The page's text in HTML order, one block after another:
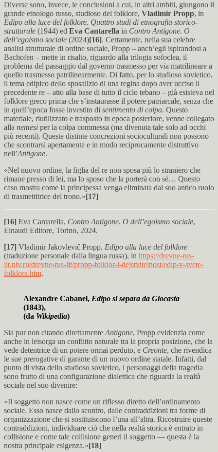
Diverse sono, invece, le conclusioni a cui, in altri ambiti, giungono il
grande etnologo russo, studioso del folklore, Vladimir Propp, in
Edipo alla luce del folklore. Quattro studi di etnografia storico-
strutturale (1944) ed Eva Cantarella in Contro Antigone. O
dell’egoismo sociale (2024)[16]. Certamente, nella sua celebre
analisi strutturale di ordine sociale, Propp – anch’egli ispirandosi a
Bachofen – mette in risalto, riguardo alla trilogia sofoclea, il
problema del passaggio dal governo trasmesso per via matrilineare a
quello trasmesso patrilinearmente. Di fatto, per lo studioso sovietico,
il tema edipico dello sposalizio di una regina dopo aver ucciso il
precedente re – atto alla base di tutto il ciclo tebano – già esisteva nel
folklore greco prima che s’instaurasse il potere patriarcale, senza che
in quell’epoca fosse investito di sentimento di colpa. Questo
materiale, riutilizzato e trasposto in epoca posteriore, venne collegato
alla nemesi per la colpa commessa (ma divenuta tale solo ad occhi
più recenti). Queste distinte concrezioni socioculturali non possono
che scontrarsi apertamente e in modo reciprocamente distruttivo
nell’Antigone.
«Nel nuovo ordine, la figlia del re non sposa più lo straniero che
rimane presso di lei, ma lo sposo che la porterà con sé… Questo
caso mostra come la principessa venga eliminata dal suo antico ruolo
di trasmettitrice del trono.»[17]
[16] Eva Cantarella, Contro Antigone. O dell’egoismo sociale,
Einaudi Editore, Torino, 2024.
[17] Vladimir Jakovlevič Propp, Edipo alla luce del folklore
(traduzione personale dalla lingua russa), in https://drevne-rus-
lit.niv.ru/drevne-rus-lit/propp-folklor-i-dejstvitelnost/edip-v-svete-
folklora.htm.
Alexandre Cabanel, Edipo si separa da Giocasta
(1843),
(da Wikipedia)
Sia pur non citando direttamente Antigone, Propp evidenzia come
anche in leisorga un conflitto naturale tra la propria posizione, che la
vede detentrice di un potere ormai perduto, e Creonte, che rivendica
le sue prerogative di garante di un nuovo ordine statale. Infatti, dal
punto di vista dello studioso sovietico, i personaggi della tragedia
sono frutto di una configurazione dialettica che riguarda la realtà
sociale nel suo divenire:
«Il soggetto non nasce come un riflesso diretto dell’ordinamento
sociale. Esso nasce dallo scontro, dalle contraddizioni tra forme di
organizzazione che si sostituiscono l’una all’altra. Ricostruire queste
contraddizioni, individuare ciò che nella realtà storica è entrato in
collisione e come tale collisione generi il soggetto — questa è la
nostra principale esigenza.»[18]